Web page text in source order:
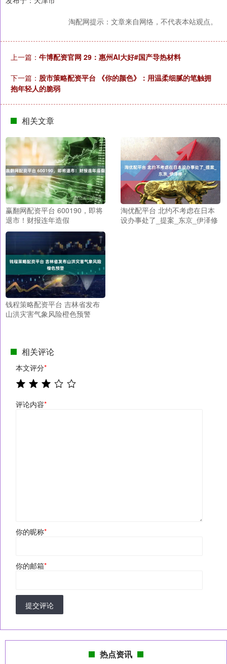
淘配网提示：文章来自网络，不代表本站观点。
上一篇： 牛博配资官网 29：惠州AI大好#国产导热材料
下一篇： 股市策略配资平台 《你的颜色》：用温柔细腻的笔触拥
抱年轻人的脆弱
相关文章
赢翻网配资平台 600190，即将
退市！财报连年造假
淘优配平台 北约不考虑在日本
设办事处了_提案_东京_伊泽修
钱程策略配资平台 吉林省发布
山洪灾害气象风险橙色预警
相关评论
本文评分*
评论内容*
你的昵称*
你的邮箱*
提交评论
热点资讯